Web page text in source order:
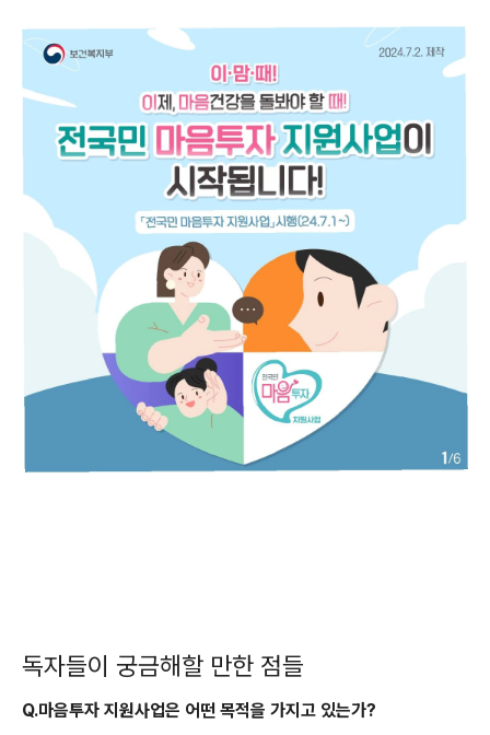
독자들이 궁금해할 만한 점들
Q.마음투자 지원사업은 어떤 목적을 가지고 있는가?